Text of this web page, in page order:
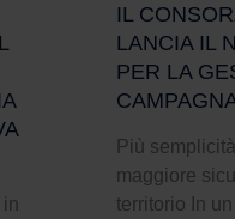
IL
LANCIA IL
PER LA
Più
maggiore
territorio In